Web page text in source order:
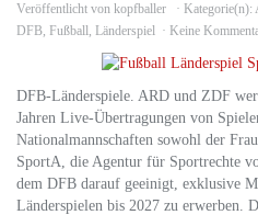
Veröffentlicht von kopfballer Kategorie(n):
DFB, Fußball, Länderspiel Keine
DFB-Länderspiele. ARD und ZDF
Jahren Live-Übertragungen von
Nationalmannschaften sowohl der
SportA, die Agentur für Sportrechte
dem DFB darauf geeinigt, exklusive
Länderspielen bis 2027 zu erwerben.